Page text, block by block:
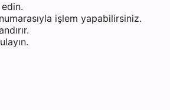
işlem yapabilirsiniz.